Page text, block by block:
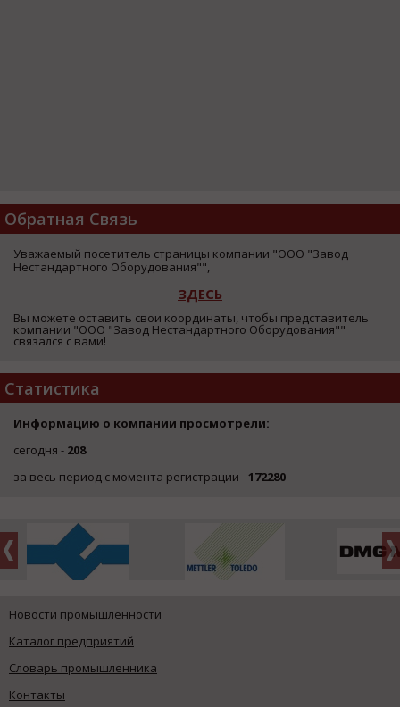
Обратная Связь
Уважаемый посетитель страницы компании "ООО "Завод
Нестандартного Оборудования"",
ЗДЕСЬ
Вы можете оставить свои координаты, чтобы представитель
компании "ООО "Завод Нестандартного Оборудования""
связался с вами!
Статистика
Информацию о компании просмотрели:
сегодня - 208
за весь период с момента регистрации -172280
Новости промышленности
Каталог предприятий
Словарь промышленника
Контакты